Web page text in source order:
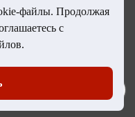
кодекса РФ.
сайта защищены
файлы. Продолжая
с